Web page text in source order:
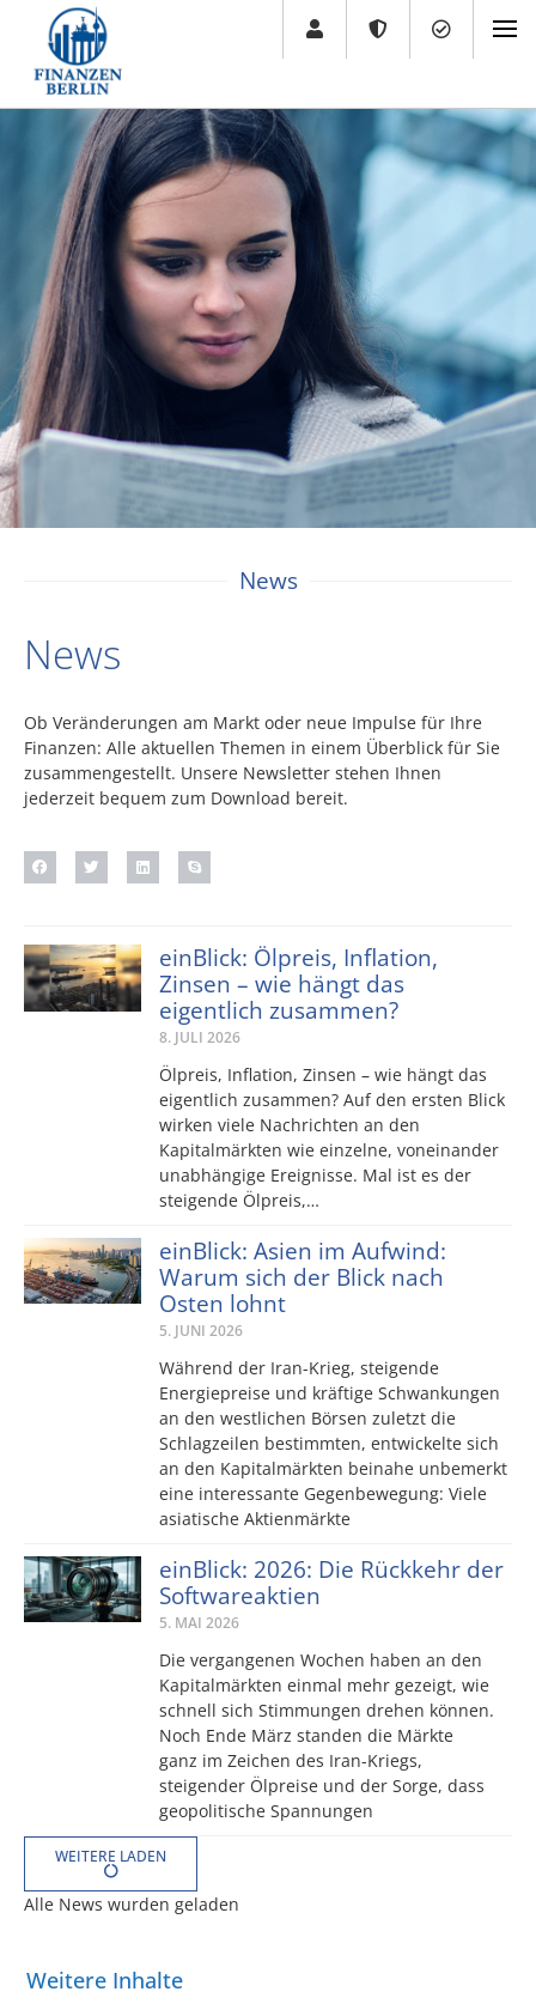
News
News
Ob Veränderungen am Markt oder neue Impulse für Ihre
Finanzen: Alle aktuellen Themen in einem Überblick für Sie
zusammengestellt. Unsere Newsletter stehen Ihnen
jederzeit bequem zum Download bereit.
einBlick: Ölpreis, Inflation,
Zinsen – wie hängt das
eigentlich zusammen?
8. JULI 2026
Ölpreis, Inflation, Zinsen – wie hängt das
eigentlich zusammen? Auf den ersten Blick
wirken viele Nachrichten an den
Kapitalmärkten wie einzelne, voneinander
unabhängige Ereignisse. Mal ist es der
steigende Ölpreis,…
einBlick: Asien im Aufwind:
Warum sich der Blick nach
Osten lohnt
5. JUNI 2026
Während der Iran-Krieg, steigende
Energiepreise und kräftige Schwankungen
an den westlichen Börsen zuletzt die
Schlagzeilen bestimmten, entwickelte sich
an den Kapitalmärkten beinahe unbemerkt
eine interessante Gegenbewegung: Viele
asiatische Aktienmärkte
einBlick: 2026: Die Rückkehr der
Softwareaktien
5. MAI 2026
Die vergangenen Wochen haben an den
Kapitalmärkten einmal mehr gezeigt, wie
schnell sich Stimmungen drehen können.
Noch Ende März standen die Märkte
ganz im Zeichen des Iran-Kriegs,
steigender Ölpreise und der Sorge, dass
geopolitische Spannungen
WEITERE LADEN
Alle News wurden geladen